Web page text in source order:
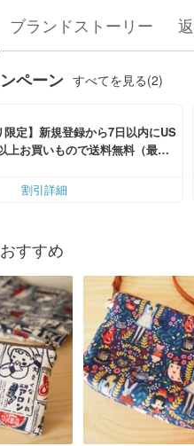
ブランドストーリー
ペーン すべてを見る(2)
限定】新規登録から7日以内にUS
上お買いもので送料無料（最大U
割引詳細
すすめ